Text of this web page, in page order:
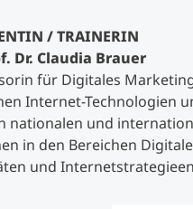
/ TRAINERIN
Dr. Claudia Brauer
für Digitales
Internet-Technologien
nationalen und
in den Bereichen
und